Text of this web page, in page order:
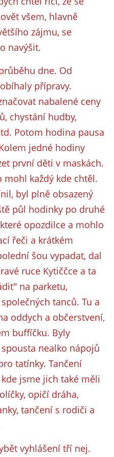
všem, hlavně
zájmu, se
navýšit.
dne. Od
přípravy.
nabalené ceny
chystání hudby,
Potom hodina pausa
jedné hodiny
první děti v maskách.
mohl každý kde chtěl.
byl plně obsazený
půl hodinky po druhé
opozdilce a mohlo
řeči a krátkém
šou vypadat, dal
ruce Kytiččce a ta
na parketu,
tanců. Tu a
oddych a občerstvení,
buffíčku. Byly
nealko nápojů
tatínky. Tančení
jsme jich také měli
opičí dráha,
tančení s rodiči a
vyhlášení tří nej.